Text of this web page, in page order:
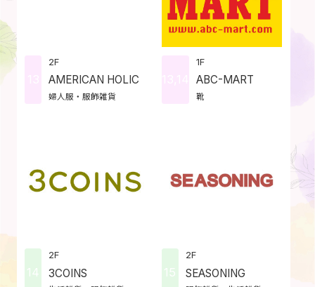
2F
AMERICAN HOLIC
婦人服・服飾雑貨
1F
ABC-MART
靴
14
2F
3COINS 15
2F
SEASONING